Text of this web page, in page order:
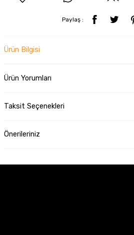
Paylaş :
Ürün Bilgisi
Ürün Yorumları
Taksit Seçenekleri
Önerileriniz